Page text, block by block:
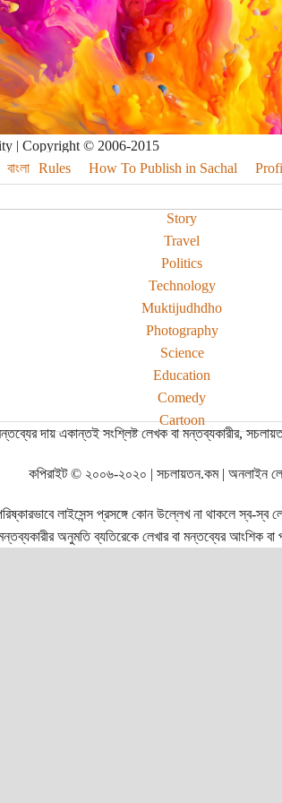
| Copyright © 2006-2015
বাংলা Rules How To Publish in Sachal
Story
Travel
Politics
Technology
Muktijudhdho
Photography
Science
Education
Comedy
Cartoon
দায় একান্তই সংশ্লিষ্ট লেখক বা মন্তব্যকারীর,
কপিরাইট © ২০০৬-২০২০ | সচলায়তন.কম | অনলাইন
লাইসেন্স প্রসঙ্গে কোন উল্লেখ না থাকলে স্ব-স্ব
অনুমতি ব্যতিরেকে লেখার বা মন্তব্যের আংশিক বা